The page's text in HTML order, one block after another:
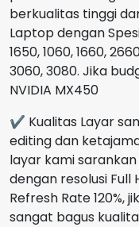
berkualitas tinggi
Laptop dengan
1650, 1060, 1660,
3060, 3080. Jika
NVIDIA MX450
✔ Kualitas Layar
editing dan
layar kami
dengan resolusi Full
Refresh Rate 120%,
sangat bagus